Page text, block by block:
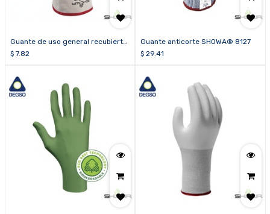
Guante de uso general recubierto
de látex SHOWA® 66NF
$ 7.82
Guante anticorte SHOWA® 8127
$ 29.41